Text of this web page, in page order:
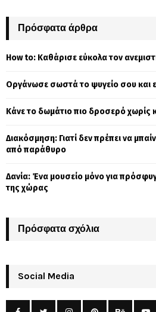
h
o
:
Πρόσφατα άρθρα
How to: Καθάρισε εύκολα τον
Οργάνωσε σωστά το ψυγείο σου και
Κάνε το δωμάτιο πιο δροσερό χωρίς
Διακόσμηση: Γιατί δεν πρέπει να
από παράθυρο
Δανία: Ένα μουσείο μόνο για
της χώρας
Πρόσφατα σχόλια
Social Media